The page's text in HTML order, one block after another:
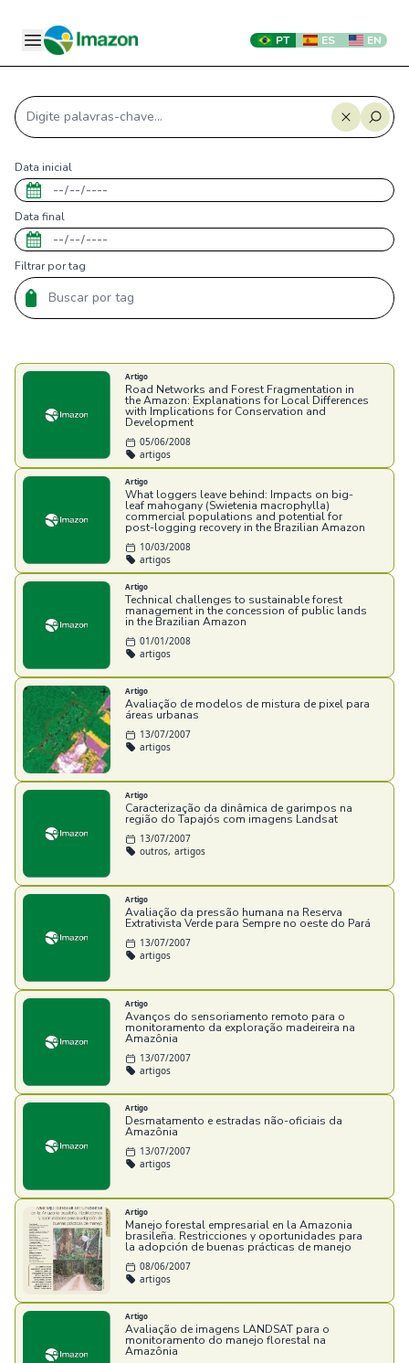
PT ES EN
Data inicial
Data final
Filtrar por tag
Artigo
Road Networks and Forest Fragmentation in
the Amazon: Explanations for Local Differences
with Implications for Conservation and
Development
05/06/2008
artigos
Artigo
What loggers leave behind: Impacts on big-
leaf mahogany (Swietenia macrophylla)
commercial populations and potential for
post-logging recovery in the Brazilian Amazon
10/03/2008
artigos
Artigo
Technical challenges to sustainable forest
management in the concession of public lands
in the Brazilian Amazon
01/01/2008
artigos
Artigo
Avaliação de modelos de mistura de pixel para
áreas urbanas
13/07/2007
artigos
Artigo
Caracterização da dinâmica de garimpos na
região do Tapajós com imagens Landsat
13/07/2007
outros, artigos
Artigo
Avaliação da pressão humana na Reserva
Extrativista Verde para Sempre no oeste do Pará
13/07/2007
artigos
Artigo
Avanços do sensoriamento remoto para o
monitoramento da exploração madeireira na
Amazônia
13/07/2007
artigos
Artigo
Desmatamento e estradas não-oficiais da
Amazônia
13/07/2007
artigos
Artigo
Manejo forestal empresarial en la Amazonia
brasileña. Restricciones y oportunidades para
la adopción de buenas prácticas de manejo
08/06/2007
artigos
Artigo
Avaliação de imagens LANDSAT para o
monitoramento do manejo florestal na
Amazônia